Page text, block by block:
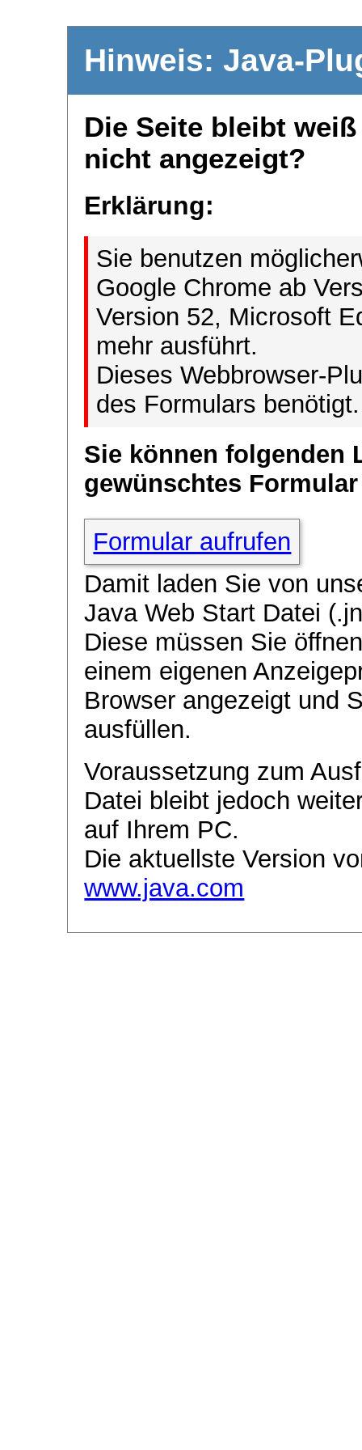
Hinweis: Java-
Die Seite bleibt
nicht angezeigt?
Erklärung:
Sie benutzen
Google Chrome ab
Version 52, Microsoft
mehr ausführt.
Dieses Webbrowser-
des Formulars benötigt.
Sie können folgenden
gewünschtes
Formular aufrufen
Damit laden Sie von
Java Web Start Datei
Diese müssen Sie
einem eigenen
Browser angezeigt und
ausfüllen.
Voraussetzung zum
Datei bleibt jedoch
auf Ihrem PC.
Die aktuellste Version
www.java.com